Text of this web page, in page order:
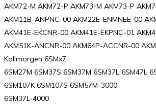
AKM72-M AKM72-P AKM73-M AKM73-P
AKM11B-ANPNC-00 AKM22E-ENMNEE-00
AKM41E-EKCNR-00 AKM41E-EKPNC-01
AKM51K-ANCNR-00 AKM64P-ACCNR-00
Kollmorgen 6SMx7
6SM27M 6SM37S 6SM37M 6SM37L 6SM47L
6SM107K 6SM107S 6SM57M-3000
6SM37L-4000